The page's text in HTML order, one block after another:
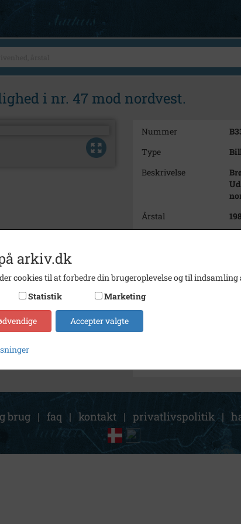
i nr. 47 mod nordvest.
Nummer
Type
Beskrivelse
Årstal
Arkiv
Søg videre i
brug | faq | kontakt | privatlivspolitik |
arkiv.dk
cookies til at forbedre din brugeroplevelse og til
Statistik Marketing
Accepter valgte